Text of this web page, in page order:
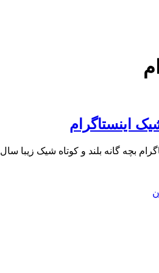
اینستاگرام
و کوتاه شیک زیبا سال 2020 2021 1399 1400